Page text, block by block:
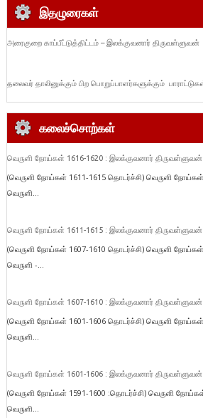
இதழுரைகள்
அரைகுறை காப்பீட்டுத்திட்டம் – இலக்குவனார் திருவள்ளுவன்
தலைவர் தாலினுக்கும் பிற பொறுப்பாளர்களுக்கும்
கலைச்சொற்கள்
வெருளி நோய்கள் 1616-1620 : இலக்குவனார் திருவள்ளுவன்
(வெருளி நோய்கள் 1611-1615 தொடர்ச்சி) வெருளி
வெருளி...
வெருளி நோய்கள் 1611-1615 : இலக்குவனார் திருவள்ளுவன்
(வெருளி நோய்கள் 1607-1610 தொடர்ச்சி) வெருளி
வெருளி -...
வெருளி நோய்கள் 1607-1610 : இலக்குவனார் திருவள்ளுவன்
(வெருளி நோய்கள் 1601-1606 தொடர்ச்சி) வெருளி
வெருளி...
வெருளி நோய்கள் 1601-1606 : இலக்குவனார் திருவள்ளுவன்
(வெருளி நோய்கள் 1591-1600 :தொடர்ச்சி) வெருளி நோய்கள்
வெருளி...